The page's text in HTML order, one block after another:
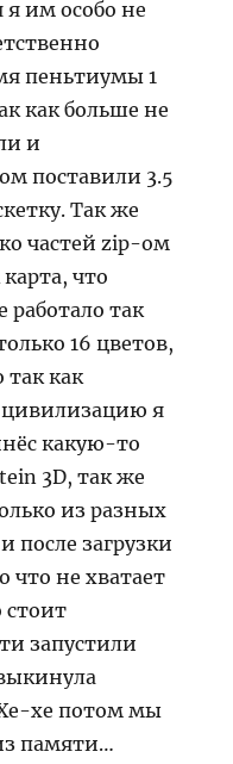
я им особо не
пеньтиумы 1
как больше не
и
поставили 3.5
Так же
частей zip-ом
что
работало так
16 цветов,
так как
цивилизацию я
какую-то
3D, так же
из разных
загрузки
что не хватает
запустили
Хе-хе потом мы
памяти…